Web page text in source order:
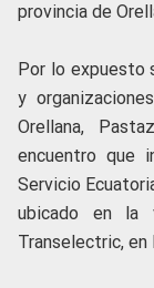
provincia de
Por lo expuesto
y
Orellana,
encuentro que
Servicio
ubicado en la
Transelectric, en